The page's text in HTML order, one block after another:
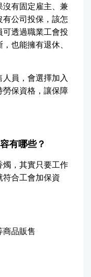
沒有固定雇主、兼
公司投保，該怎
透過職業工會投
也能擁有退休、
員，會選擇加入
勞保資格，讓保障
有哪些？
，其實只要工作
合工會加保資
品販售